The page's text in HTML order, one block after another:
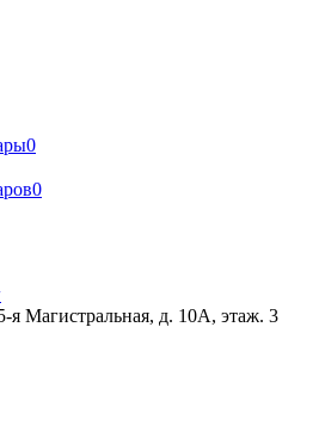
0
0
я Магистральная, д. 10А, этаж. 3